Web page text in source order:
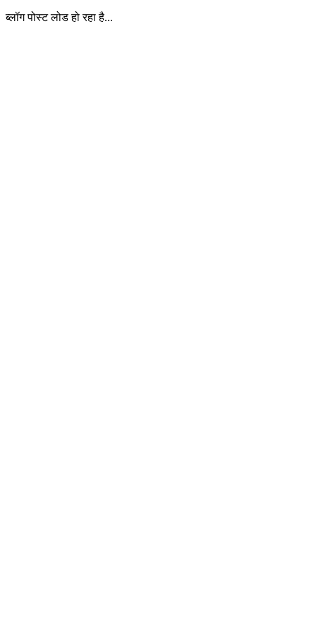
ब्लॉग पोस्ट लोड हो रहा है...